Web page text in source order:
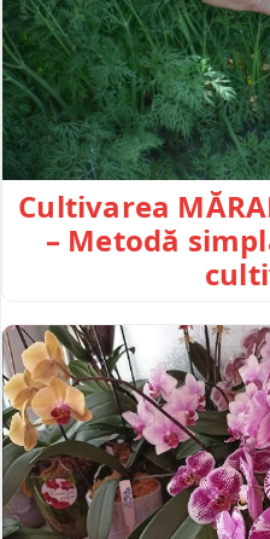
Cultivarea
– Metodă